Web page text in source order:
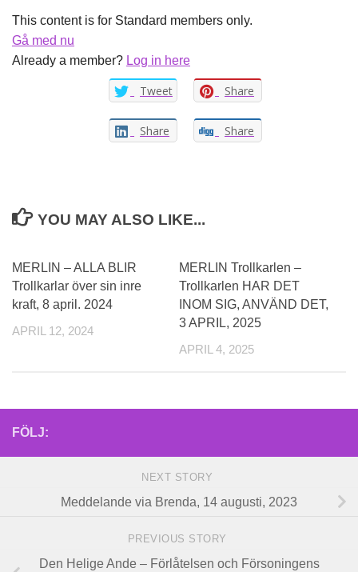
This content is for Standard members only.
Gå med nu
Already a member? Log in here
Tweet Share
Share Share
YOU MAY ALSO LIKE...
MERLIN – ALLA BLIR
Trollkarlar över sin inre
kraft, 8 april. 2024
APRIL 12, 2024
MERLIN Trollkarlen –
Trollkarlen HAR DET
INOM SIG, ANVÄND DET,
3 APRIL, 2025
APRIL 4, 2025
FÖLJ:
NEXT STORY
Meddelande via Brenda, 14 augusti, 2023
PREVIOUS STORY
Den Helige Ande – Förlåtelsen och Försoningens